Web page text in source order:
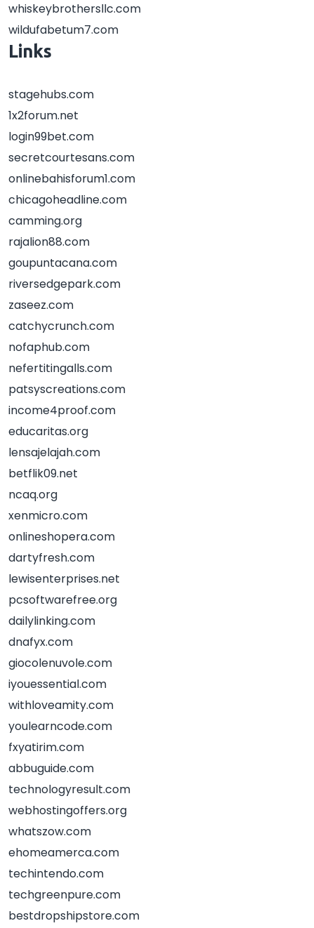
whiskeybrothersllc.com
wildufabetum7.com
Links
stagehubs.com
1x2forum.net
login99bet.com
secretcourtesans.com
onlinebahisforum1.com
chicagoheadline.com
camming.org
rajalion88.com
goupuntacana.com
riversedgepark.com
zaseez.com
catchycrunch.com
nofaphub.com
nefertitingalls.com
patsyscreations.com
income4proof.com
educaritas.org
lensajelajah.com
betflik09.net
ncaq.org
xenmicro.com
onlineshopera.com
dartyfresh.com
lewisenterprises.net
pcsoftwarefree.org
dailylinking.com
dnafyx.com
giocolenuvole.com
iyouessential.com
withloveamity.com
youlearncode.com
fxyatirim.com
abbuguide.com
technologyresult.com
webhostingoffers.org
whatszow.com
ehomeamerca.com
techintendo.com
techgreenpure.com
bestdropshipstore.com